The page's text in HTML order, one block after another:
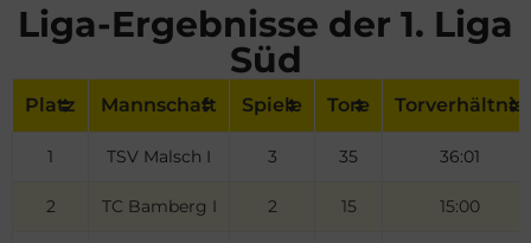
Liga-Ergebnisse der 1. Liga
Süd
Platz Mannschaft Spiele Tore Torverhältnis
1 TSV Malsch I 3 35 36:01
2 TC Bamberg I 2 15 15:00